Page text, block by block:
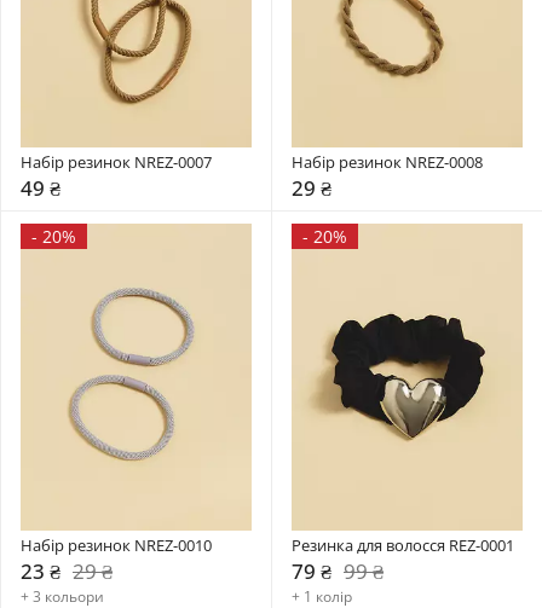
Набір резинок NREZ-0007
49 ₴
Набір резинок NREZ-0008
29 ₴
- 20%
Набір резинок NREZ-0010
23 ₴ 29 ₴
+ 3 кольори
- 20%
Резинка для волосся REZ-0001
79 ₴ 99 ₴
+ 1 колір